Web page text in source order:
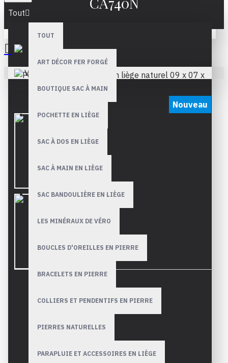
Tout
TOUT
ART DÉCOR FER FORGÉ
BOUTIQUE SAC À MAIN
POCHETTE EN LIÈGE
SAC À DOS EN LIÈGE
SAC À MAIN EN LIÈGE
SAC BANDOULIÈRE EN LIÈGE
LES MINÉRAUX DE VÉRO
BOUCLES D'OREILLES EN PIERRE
BRACELETS EN PIERRE
COLLIERS ET PENDENTIFS EN PIERRE
PIERRES NATURELLES
PARAPLUIE ET ACCESSOIRES EN LIÈGE
Votre panier est vide !
Nouveau
sécurisés Paypal ou
simple et